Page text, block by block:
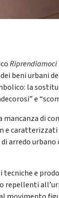
Riprendiamoci
beni urbani
la
e
di
caratterizzati
arredo
e
repellenti